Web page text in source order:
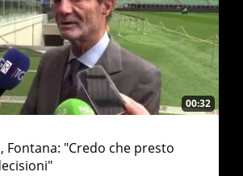
00:32
Fontana: "Credo che presto